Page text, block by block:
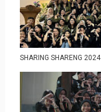
SHARING SHARENG 2024